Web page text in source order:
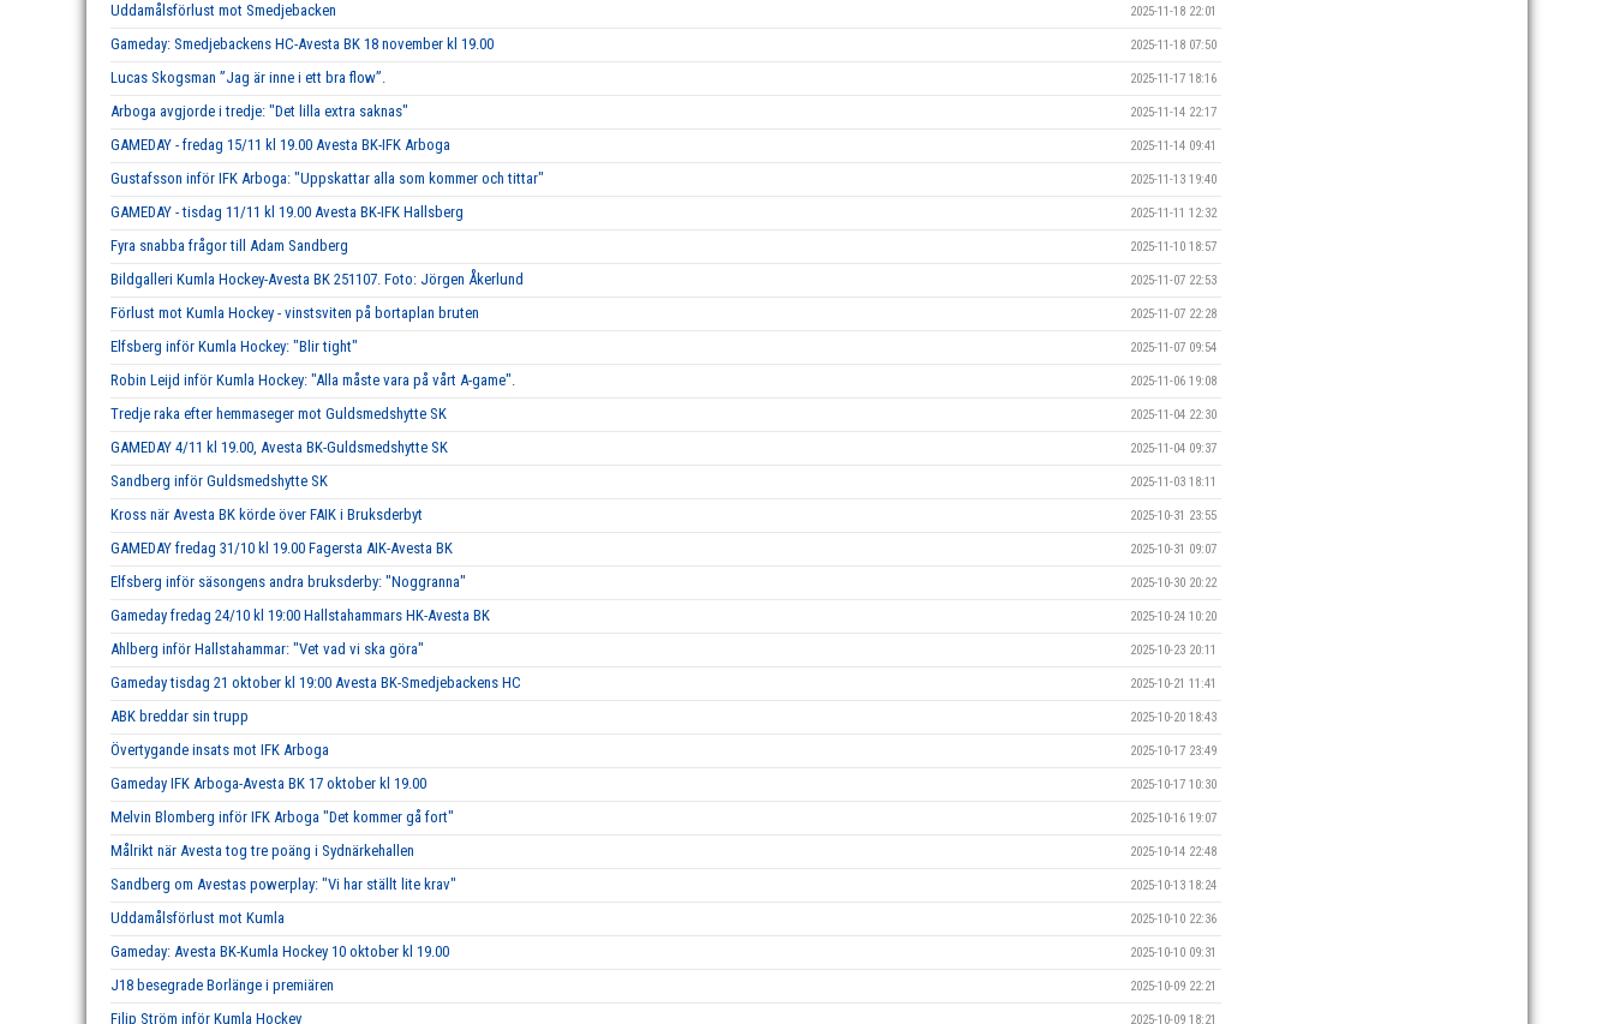
Uddamålsförlust mot Smedjebacken 2025-11-18 22:01
Gameday: Smedjebackens HC-Avesta BK 18 november kl 19.00 2025-11-18 07:50
Lucas Skogsman ”Jag är inne i ett bra flow”. 2025-11-17 18:16
Arboga avgjorde i tredje: "Det lilla extra saknas" 2025-11-14 22:17
GAMEDAY - fredag 15/11 kl 19.00 Avesta BK-IFK Arboga 2025-11-14 09:41
Gustafsson inför IFK Arboga: "Uppskattar alla som kommer och tittar" 2025-11-13 19:40
GAMEDAY - tisdag 11/11 kl 19.00 Avesta BK-IFK Hallsberg 2025-11-11 12:32
Fyra snabba frågor till Adam Sandberg 2025-11-10 18:57
Bildgalleri Kumla Hockey-Avesta BK 251107. Foto: Jörgen Åkerlund 2025-11-07 22:53
Förlust mot Kumla Hockey - vinstsviten på bortaplan bruten 2025-11-07 22:28
Elfsberg inför Kumla Hockey: "Blir tight" 2025-11-07 09:54
Robin Leijd inför Kumla Hockey: "Alla måste vara på vårt A-game". 2025-11-06 19:08
Tredje raka efter hemmaseger mot Guldsmedshytte SK 2025-11-04 22:30
GAMEDAY 4/11 kl 19.00, Avesta BK-Guldsmedshytte SK 2025-11-04 09:37
Sandberg inför Guldsmedshytte SK 2025-11-03 18:11
Kross när Avesta BK körde över FAIK i Bruksderbyt 2025-10-31 23:55
GAMEDAY fredag 31/10 kl 19.00 Fagersta AIK-Avesta BK 2025-10-31 09:07
Elfsberg inför säsongens andra bruksderby: "Noggranna" 2025-10-30 20:22
Gameday fredag 24/10 kl 19:00 Hallstahammars HK-Avesta BK 2025-10-24 10:20
Ahlberg inför Hallstahammar: "Vet vad vi ska göra" 2025-10-23 20:11
Gameday tisdag 21 oktober kl 19:00 Avesta BK-Smedjebackens HC 2025-10-21 11:41
ABK breddar sin trupp 2025-10-20 18:43
Övertygande insats mot IFK Arboga 2025-10-17 23:49
Gameday IFK Arboga-Avesta BK 17 oktober kl 19.00 2025-10-17 10:30
Melvin Blomberg inför IFK Arboga "Det kommer gå fort" 2025-10-16 19:07
Målrikt när Avesta tog tre poäng i Sydnärkehallen 2025-10-14 22:48
Sandberg om Avestas powerplay: "Vi har ställt lite krav" 2025-10-13 18:24
Uddamålsförlust mot Kumla 2025-10-10 22:36
Gameday: Avesta BK-Kumla Hockey 10 oktober kl 19.00 2025-10-10 09:31
J18 besegrade Borlänge i premiären 2025-10-09 22:21
Filip Ström inför Kumla Hockey 2025-10-09 18:21